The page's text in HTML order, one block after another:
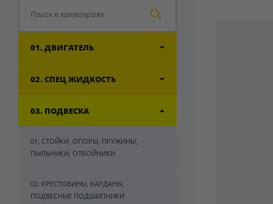
01. ДВИГАТЕЛЬ
02. СПЕЦ ЖИДКОСТЬ
03. ПОДВЕСКА
01. СТОЙКИ, ОПОРЫ, ПРУЖИНЫ,
ПЫЛЬНИКИ, ОТБОЙНИКИ
02. КРЕСТОВИНЫ, КАРДАНЫ,
ПОДВЕСНЫЕ ПОДШИПНИКИ